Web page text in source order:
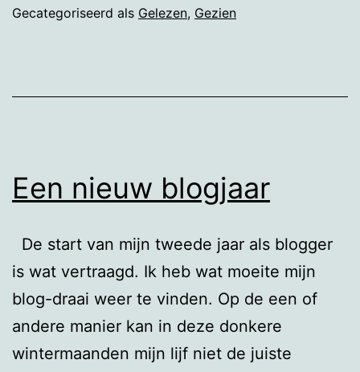
Gecategoriseerd als Gelezen, Gezien
Een nieuw blogjaar
De start van mijn tweede jaar als blogger
is wat vertraagd. Ik heb wat moeite mijn
blog-draai weer te vinden. Op de een of
andere manier kan in deze donkere
wintermaanden mijn lijf niet de juiste